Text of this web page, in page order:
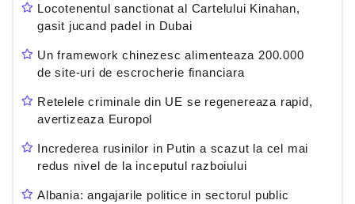
Locotenentul sanctionat al Cartelului Kinahan,
gasit jucand padel in Dubai
Un framework chinezesc alimenteaza 200.000
de site-uri de escrocherie financiara
Retelele criminale din UE se regenereaza rapid,
avertizeaza Europol
Increderea rusinilor in Putin a scazut la cel mai
redus nivel de la inceputul razboiului
Albania: angajarile politice in sectorul public